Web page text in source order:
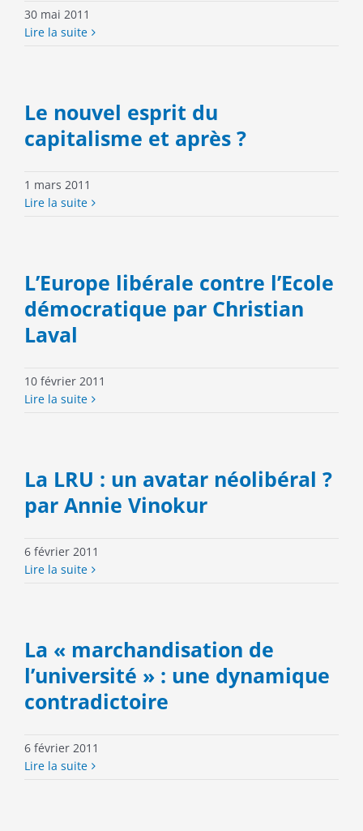
30 mai 2011
Lire la suite
Le nouvel esprit du
capitalisme et après ?
1 mars 2011
Lire la suite
L’Europe libérale contre l’Ecole
démocratique par Christian
Laval
10 février 2011
Lire la suite
La LRU : un avatar néolibéral ?
par Annie Vinokur
6 février 2011
Lire la suite
La « marchandisation de
l’université » : une dynamique
contradictoire
6 février 2011
Lire la suite